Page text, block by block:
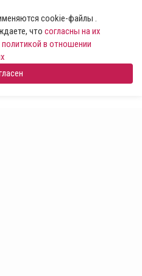
cookie-файлы .
что согласны на их
политикой в отношении